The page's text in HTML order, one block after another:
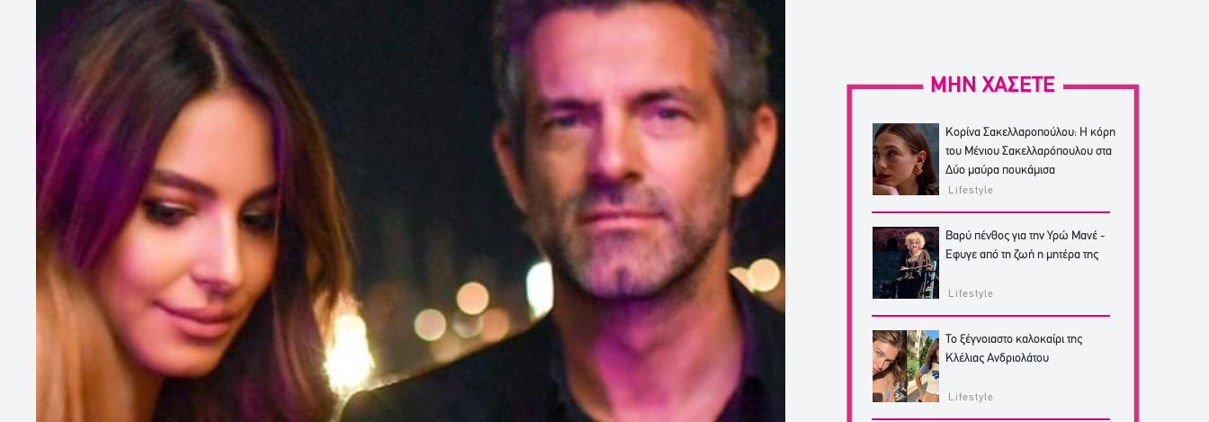
ΜΗΝ ΧΑΣΕΤΕ
Κορίνα Σακελλαροπούλου: Η κόρη
του Μένιου Σακελλαρόπουλου στα
Δύο μαύρα πουκάμισα
Lifestyle
Βαρύ πένθος για την Υρώ Μανέ -
Έφυγε από τη ζωή η μητέρα της
Lifestyle
Το ξέγνοιαστο καλοκαίρι της
Κλέλιας Ανδριολάτου
Lifestyle